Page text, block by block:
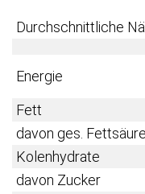
Durchschnittliche
Energie
Fett
davon ges.
Kolenhydrate
davon Zucker